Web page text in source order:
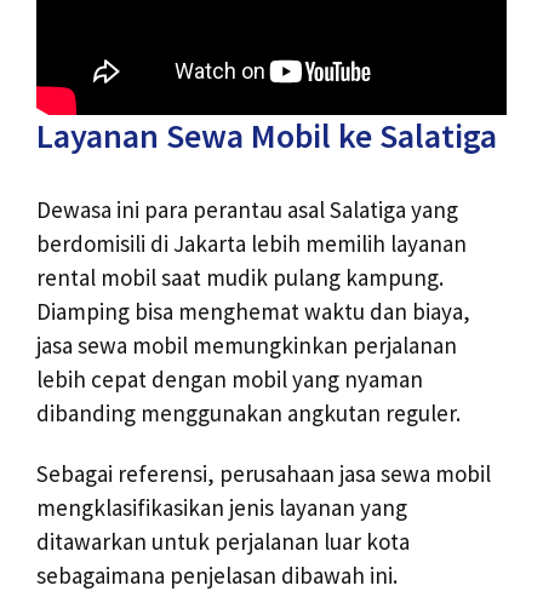
Layanan Sewa Mobil ke Salatiga
Dewasa ini para perantau asal Salatiga yang
berdomisili di Jakarta lebih memilih layanan
rental mobil saat mudik pulang kampung.
Diamping bisa menghemat waktu dan biaya,
jasa sewa mobil memungkinkan perjalanan
lebih cepat dengan mobil yang nyaman
dibanding menggunakan angkutan reguler.
Sebagai referensi, perusahaan jasa sewa mobil
mengklasifikasikan jenis layanan yang
ditawarkan untuk perjalanan luar kota
sebagaimana penjelasan dibawah ini.